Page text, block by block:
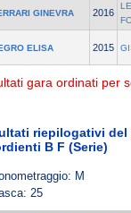
GINEVRA 2016
ELISA 2015
gara ordinati per
riepilogativi del
B F (Serie)
M
25